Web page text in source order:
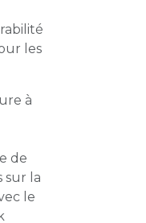
les
à
de
sur la
le